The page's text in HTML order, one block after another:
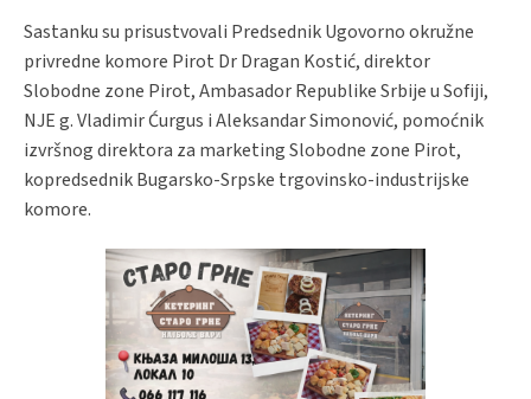
Sastanku su prisustvovali Predsednik Ugovorno okružne
privredne komore Pirot Dr Dragan Kostić, direktor
Slobodne zone Pirot, Ambasador Republike Srbije u Sofiji,
NJE g. Vladimir Ćurgus i Aleksandar Simonović, pomoćnik
izvršnog direktora za marketing Slobodne zone Pirot,
kopredsednik Bugarsko-Srpske trgovinsko-industrijske
komore.